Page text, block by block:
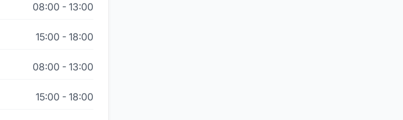
08:00 - 13:00
15:00 - 18:00
08:00 - 13:00
15:00 - 18:00